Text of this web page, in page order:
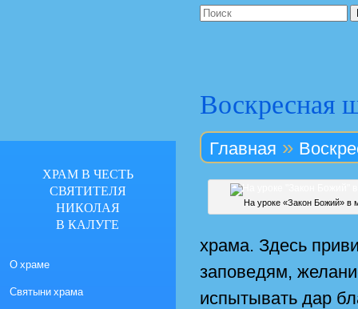
Воскресная
Главная »
На уроке «Закон Божий» в
храма. Здесь
заповедям,
испытывать дар
ХРАМ В ЧЕСТЬ
СВЯТИТЕЛЯ
НИКОЛАЯ
В КАЛУГЕ
О храме
Святыни храма